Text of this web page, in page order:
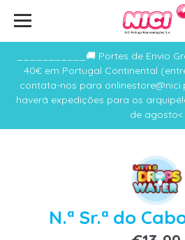
___________🚚 Portes de Envio
40€ em Portugal Continental
contata-nos para
haverá expedições para os
de agosto<
N.ª Sr.ª do